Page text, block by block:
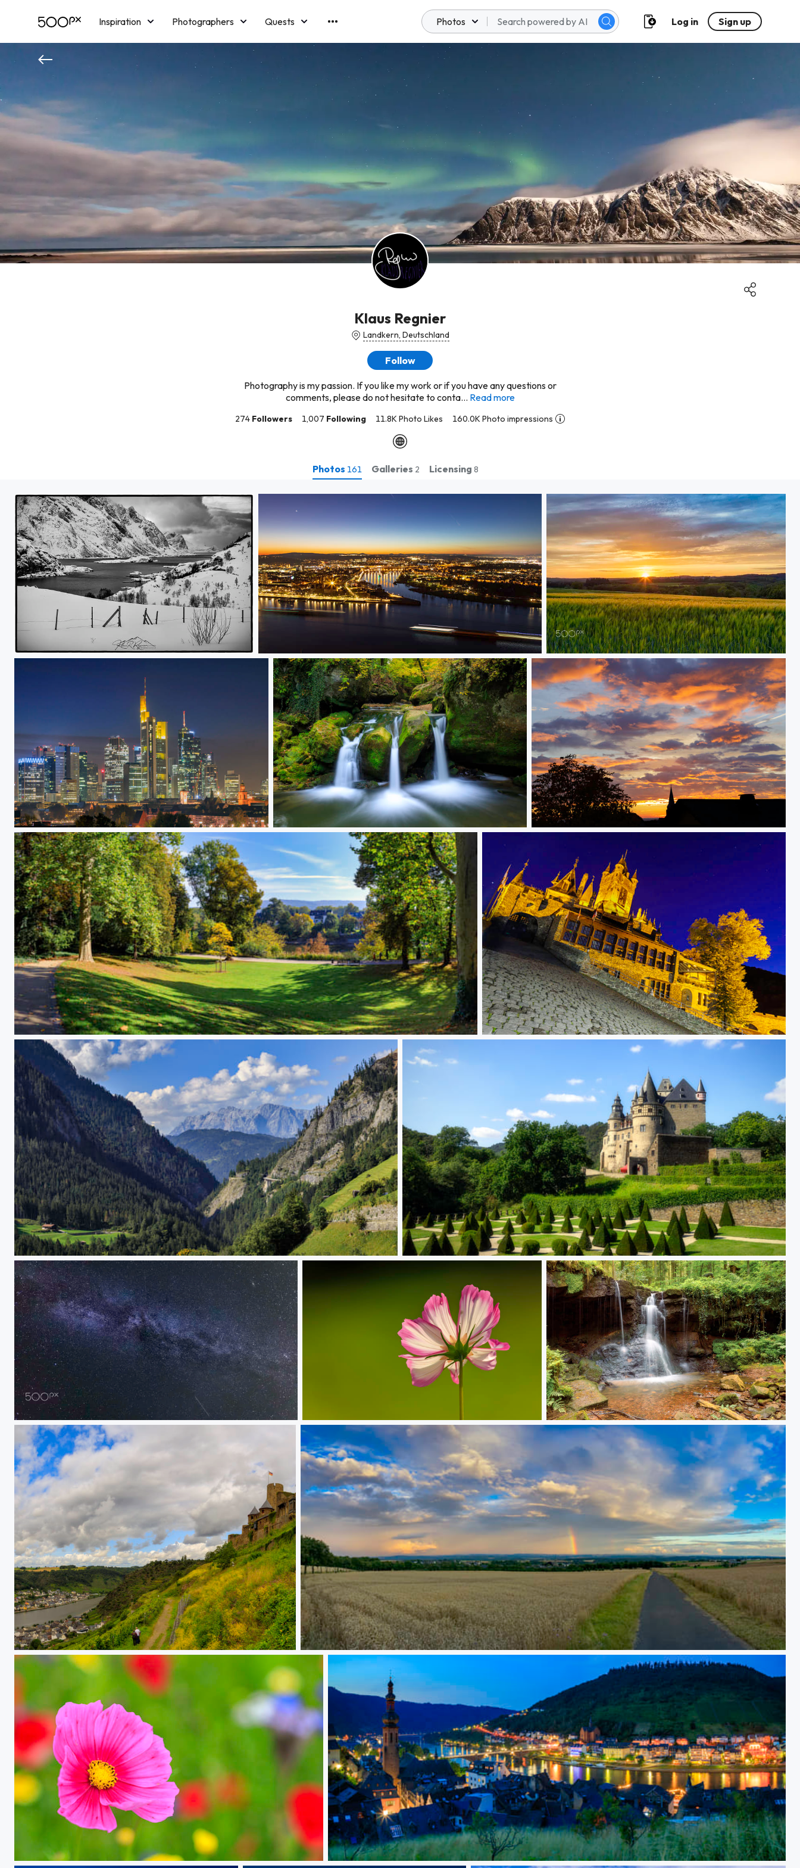
Inspiration Photographers
Quests
Licensing
Blog Memberships
Photos Log in Sign up
Klaus Regnier
Landkern, Deutschland
Follow
Photography is my passion. If you like my work or if you have any questions or
comments, please do not hesitate to conta... Read more
274 Followers 1,007 Following 11.8K Photo Likes 160.0K Photo impressions
Photos 161 Galleries 2 Licensing 8
Arctic Winter SpringTimeSunSet
Zimmer mit Aussicht / room with a view Schiessentümpel / Luxemburg
Rheinanlagen Koblenz Abendlichter an der Cochemer Burg / evening lights at Cochem Castle
Großarltal / Österreich Schloß Bürresheim, St. Johann, Deutschland
Milchstrasse / Milky Way Aischfelder Wasserfälle
Burg Thurant und das Moseltal Sonnenuntergang mit Regenbogen
Auf der Blumenwiese / wild flowers Am Tummelchen / Ausblick ins Tal